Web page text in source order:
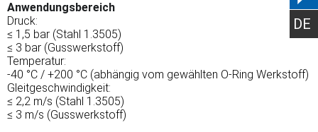
DE
Anwendungsbereich
Druck:
≤ 1,5 bar (Stahl 1.3505)
≤ 3 bar (Gusswerkstoff)
Temperatur:
-40 °C / +200 °C (abhängig vom gewählten O-Ring Werkstoff)
Gleitgeschwindigkeit:
≤ 2,2 m/s (Stahl 1.3505)
≤ 3 m/s (Gusswerkstoff)